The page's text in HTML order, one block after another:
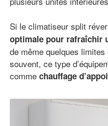
Si le climatiseur split
optimale pour rafraîchir
de même quelques
souvent, ce type
comme chauffage